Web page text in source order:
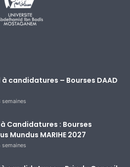
candidatures – Bourses DAAD
semaines
Candidatures : Bourses
Mundus MARIHE 2027
semaines